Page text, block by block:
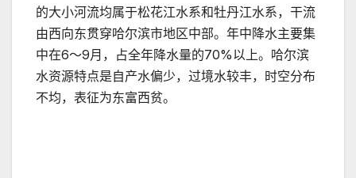
的大小河流均属于松花江水系和牡丹江水系，干流
由西向东贯穿哈尔滨市地区中部。年中降水主要集
中在6～9月，占全年降水量的70%以上。哈尔滨
水资源特点是自产水偏少，过境水较丰，时空分布
不均，表征为东富西贫。